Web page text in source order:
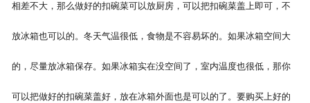
相差不大，那么做好的扣碗菜可以放厨房，可以把扣碗菜盖上即可，不
放冰箱也可以的。冬天气温很低，食物是不容易坏的。如果冰箱空间大
的，尽量放冰箱保存。如果冰箱实在没空间了，室内温度也很低，那你
可以把做好的扣碗菜盖好，放在冰箱外面也是可以的了。要购买上好的